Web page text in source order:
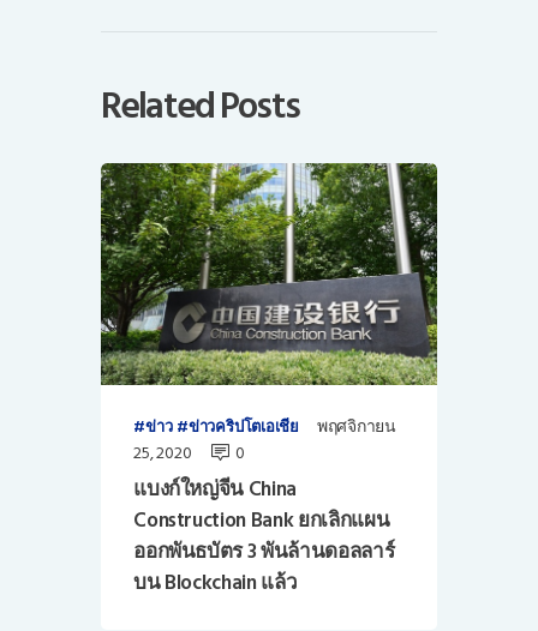
Related Posts
ข่าว ข่าวคริปโตเอเชีย
พฤศจิกายน
25, 2020
0
แบงก์ใหญ่จีน China
Construction Bank ยกเลิกแผน
ออกพันธบัตร 3 พันล้านดอลลาร์
บน Blockchain แล้ว